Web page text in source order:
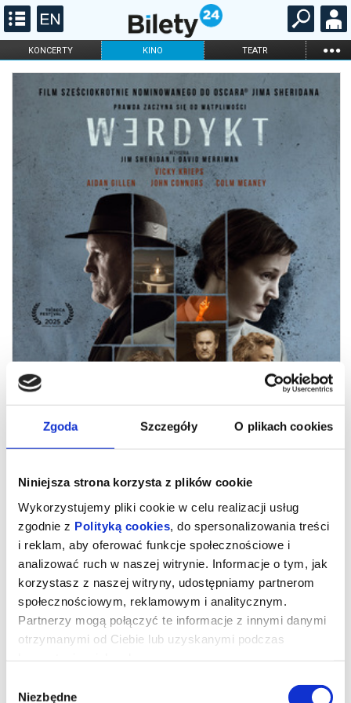
Zgoda Szczegóły O plikach cookies
Niniejsza strona korzysta z plików cookie
Wykorzystujemy pliki cookie w celu realizacji usług
zgodnie z Polityką cookies , do spersonalizowania treści
i reklam, aby oferować funkcje społecznościowe i
analizować ruch w naszej witrynie. Informacje o tym, jak
korzystasz z naszej witryny, udostępniamy partnerom
społecznościowym, reklamowym i analitycznym.
Partnerzy mogą połączyć te informacje z innymi danymi
otrzymanymi od Ciebie lub uzyskanymi podczas
zgody
Niezbędne
KONCERTY KINO TEATR ...
FILHARMONIA OPERA I BALET
DLA DZIECI
ONLINE KARNETY
Werdykt
90 minut czystego napięcia. Werdykt to fikcyjny proces
inspirowany prawdziwą, nierozstrzygniętą sprawą brutalnego
zabił producentkę Sophie Toscan du Plantier?
Dwunastu przysięgłych, sprzeczne dowody i emocje, które mogą
zmienić wszystko. Każdy argument ma znaczenie, a ostateczna